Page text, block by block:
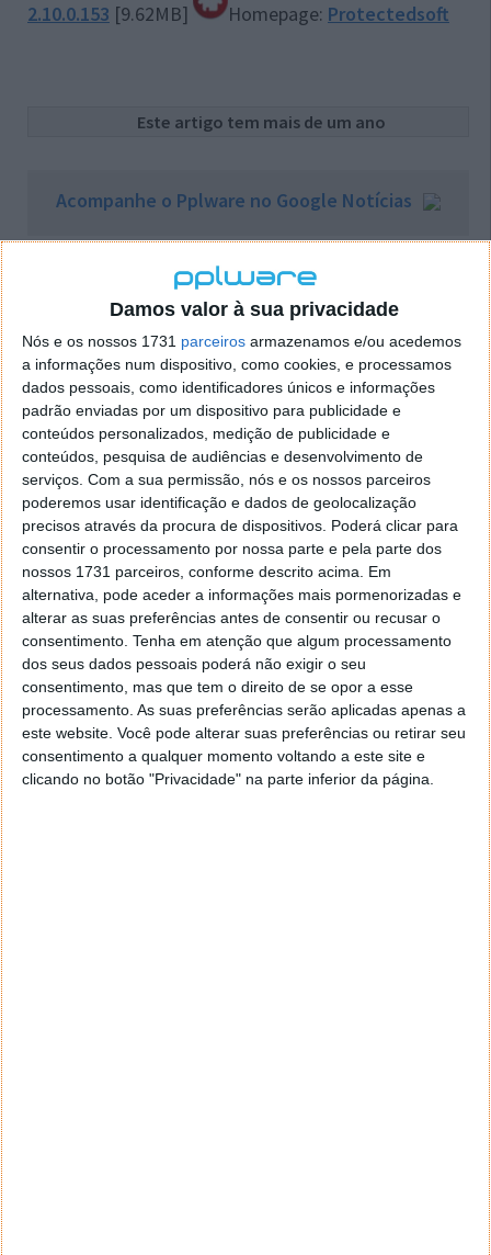
Damos valor à sua privacidade
Nós e os nossos 1731 parceiros armazenamos e/ou acedemos
a informações num dispositivo, como cookies, e processamos
dados pessoais, como identificadores únicos e informações
padrão enviadas por um dispositivo para publicidade e
conteúdos personalizados, medição de publicidade e
conteúdos, pesquisa de audiências e desenvolvimento de
serviços. Com a sua permissão, nós e os nossos parceiros
poderemos usar identificação e dados de geolocalização
precisos através da procura de dispositivos. Poderá clicar para
consentir o processamento por nossa parte e pela parte dos
nossos 1731 parceiros, conforme descrito acima. Em
alternativa, pode aceder a informações mais pormenorizadas e
alterar as suas preferências antes de consentir ou recusar o
consentimento. Tenha em atenção que algum processamento
dos seus dados pessoais poderá não exigir o seu
consentimento, mas que tem o direito de se opor a esse
processamento. As suas preferências serão aplicadas apenas a
este website. Você pode alterar suas preferências ou retirar seu
consentimento a qualquer momento voltando a este site e
clicando no botão "Privacidade" na parte inferior da página.
2.10.0.153 [9.62MB] Homepage: Protectedsoft
Este artigo tem mais de um ano
Acompanhe o Pplware no Google Notícias
Proponha uma correção, faça uma sugestão
PRÓXIMO ARTIGO
WiPeer 0.73
ARTIGO ANTERIOR
Spyware Terminator 2.5.6.316